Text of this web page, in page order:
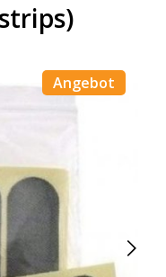
Angebot